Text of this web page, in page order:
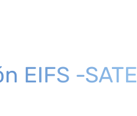
EIFS -SATE